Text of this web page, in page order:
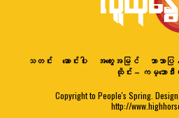
သတင်း ဆောင်းပါး အတွေးအမြင် ဘာသာပြ
ထိုင်း – ကမ္ဘောဒီးယ
Copyright to People's Spring.
http://